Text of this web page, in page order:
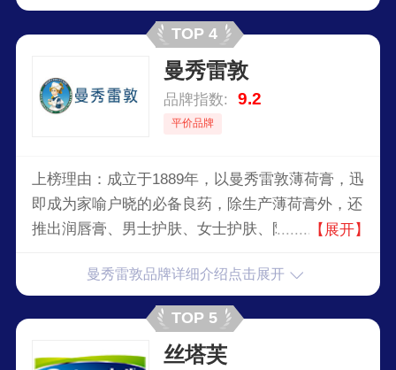
TOP 4
曼秀雷敦
品牌指数: 9.2
平价品牌
上榜理由：成立于1889年，以曼秀雷敦薄荷膏，迅
即成为家喻户晓的必备良药，除生产薄荷膏外，还
推出润唇膏、男士护肤、女士护肤、防晒、抗痘、
品，以及50惠养发系列，畅销世界150多个国家和
【展开】
曼秀雷敦品牌详细介绍点击展开
TOP 5
丝塔芙